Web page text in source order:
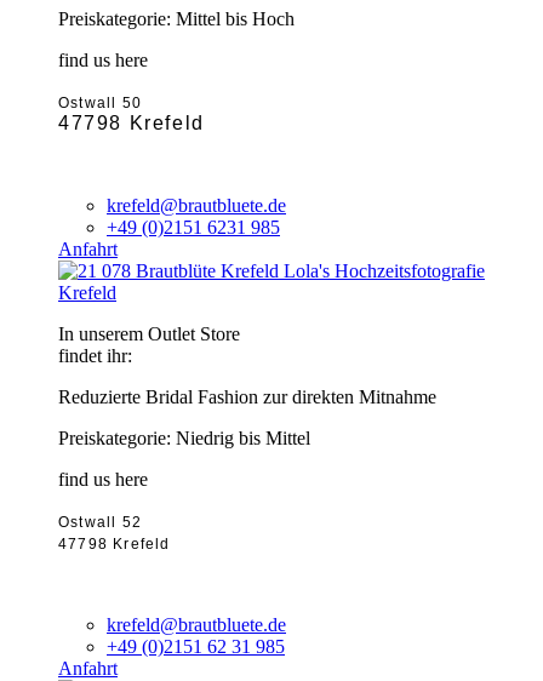
Preiskategorie: Mittel bis Hoch
find us here
Ostwall 50
47798 Krefeld
krefeld@brautbluete.de
+49 (0)2151 6231 985
Anfahrt
Krefeld
In unserem Outlet Store
findet ihr:
Reduzierte Bridal Fashion zur direkten Mitnahme
Preiskategorie: Niedrig bis Mittel
find us here
Ostwall 52
47798 Krefeld
krefeld@brautbluete.de
+49 (0)2151 62 31 985
Anfahrt